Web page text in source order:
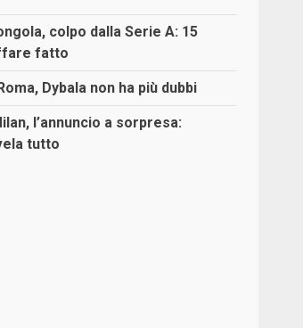
colpo dalla Serie A: 15
fatto
Dybala non ha più dubbi
l’annuncio a sorpresa:
tutto